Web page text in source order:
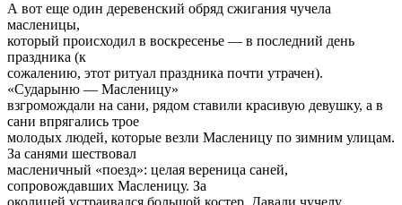
А вот еще один деревенский обряд сжигания чучела
масленицы,
который происходил в воскресенье — в последний день
праздника (к
сожалению, этот ритуал праздника почти утрачен).
«Сударыню — Масленицу»
взгромождали на сани, рядом ставили красивую девушку, а в
сани впрягались трое
молодых людей, которые везли Масленицу по зимним улицам.
За санями шествовал
масленичный «поезд»: целая вереница саней,
сопровождавших Масленицу. За